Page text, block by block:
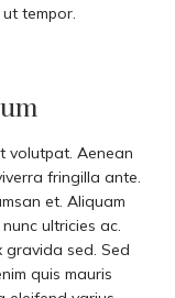
tempor.
volutpat. Aenean
fringilla ante.
et. Aliquam
ultricies ac.
gravida sed. Sed
quis mauris